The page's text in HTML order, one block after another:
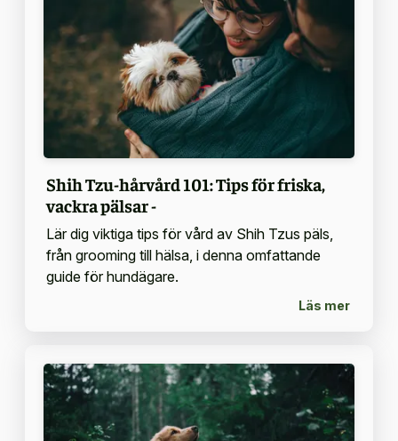
Shih Tzu-hårvård 101: Tips för friska,
vackra pälsar -
Lär dig viktiga tips för vård av Shih Tzus päls,
från grooming till hälsa, i denna omfattande
guide för hundägare.
Läs mer